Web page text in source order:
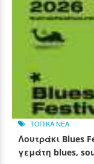
ΤΟΠΙΚΑ ΝΕΑ
Λουτράκι Blues
γεμάτη blues,